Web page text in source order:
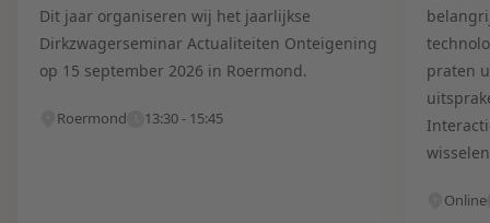
Dit jaar organiseren wij het jaarlijkse
Dirkzwagerseminar Actualiteiten Onteigening
op 15 september 2026 in Roermond.
Roermond 13:30 - 15:45
praten
Online